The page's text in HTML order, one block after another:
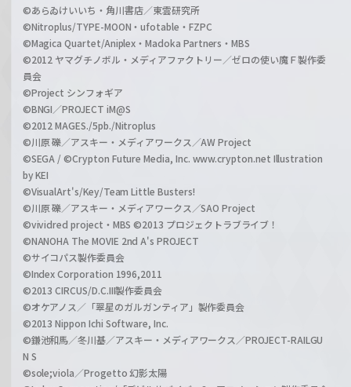
©あらゐけいいち・角川書店／東雲研究所
©Nitroplus/TYPE-MOON・ufotable・FZPC
©Magica Quartet/Aniplex・Madoka Partners・MBS
©2012 ヤマグチノボル・メディアファクトリー／ゼロの使い魔Ｆ製作委
員会
©Project シンフォギア
©BNGI／PROJECT iM@S
©2012 MAGES./5pb./Nitroplus
©川原 礫／アスキー・メディアワークス／AW Project
©SEGA / ©Crypton Future Media, Inc. www.crypton.net Illustration
by KEI
©VisualArt's/Key/Team Little Busters!
©川原 礫／アスキー・メディアワークス／SAO Project
©vividred project・MBS ©2013 プロジェクトラブライブ！
©NANOHA The MOVIE 2nd A's PROJECT
©サイコパス製作委員会
©Index Corporation 1996,2011
©2013 CIRCUS/D.C.III製作委員会
©オケアノス／「翠星のガルガンティア」製作委員会
©2013 Nippon Ichi Software, Inc.
©鎌池和馬／冬川基／アスキー・メディアワークス／PROJECT-RAILGU
N S
©sole;viola／Progetto 幻影太陽